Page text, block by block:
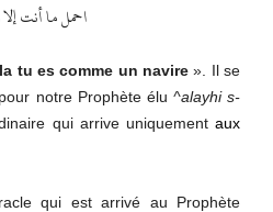
احمل ما أنت
tu es comme un navire». Il se
notre Prophète élu ^alayhi s-
qui arrive uniquement aux
qui est arrivé au Prophète